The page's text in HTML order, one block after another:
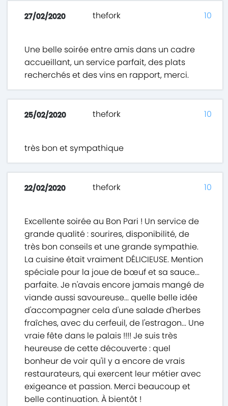
27/02/2020 thefork
Une belle soirée entre amis dans un cadre
accueillant, un service parfait, des plats
recherchés et des vins en rapport, merci.
10
25/02/2020 thefork
très bon et sympathique
10
22/02/2020 thefork
Excellente soirée au Bon Pari ! Un service de
grande qualité : sourires, disponibilité, de
très bon conseils et une grande sympathie.
La cuisine était vraiment DÉLICIEUSE. Mention
spéciale pour la joue de bœuf et sa sauce...
parfaite. Je n'avais encore jamais mangé de
viande aussi savoureuse... quelle belle idée
d'accompagner cela d'une salade d'herbes
fraîches, avec du cerfeuil, de l'estragon... Une
vraie fête dans le palais !!!! Je suis très
heureuse de cette découverte : quel
bonheur de voir qu'il y a encore de vrais
restaurateurs, qui exercent leur métier avec
exigeance et passion. Merci beaucoup et
belle continuation. À bientôt !
10